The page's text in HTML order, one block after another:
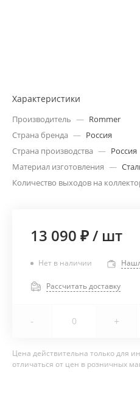
Характеристики
Производитель — Rommer
Страна бренда — Россия
Страна производства — Россия
Материал изготовления —
Количество выходов на
13 090 ₽/ шт
Нет в наличии
Рассчитать доставку
- +
Цена действительна только для
отличаться от цен в розничных